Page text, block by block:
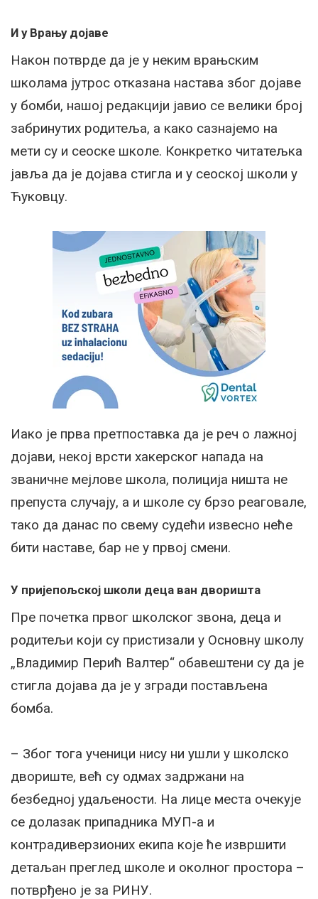
И у Врању дојаве
Након потврде да је у неким врањским
школама јутрос отказана настава због дојаве
у бомби, нашој редакцији јавио се велики број
забринутих родитеља, а како сазнајемо на
мети су и сеоске школе. Конкретко читатељка
јавља да је дојава стигла и у сеоској школи у
Ћуковцу.
Иако је прва претпоставка да је реч о лажној
дојави, некој врсти хакерског напада на
званичне мејлове школа, полиција ништа не
препуста случају, а и школе су брзо реаговале,
тако да данас по свему судећи извесно неће
бити наставе, бар не у првој смени.
У пријепољској школи деца ван дворишта
Пре почетка првог школског звона, деца и
родитељи који су пристизали у Основну школу
„Владимир Перић Валтер“ обавештени су да је
стигла дојава да је у згради постављена
бомба.
– Због тога ученици нису ни ушли у школско
двориште, већ су одмах задржани на
безбедној удаљености. На лице места очекује
се долазак припадника МУП-а и
контрадиверзионих екипа које ће извршити
детаљан преглед школе и околног простора –
потврђено је за РИНУ.